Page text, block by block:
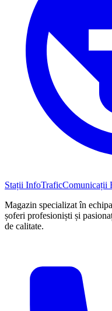
Stații InfoTraficComunicații
Magazin specializat în
șoferi profesioniști și
de calitate.